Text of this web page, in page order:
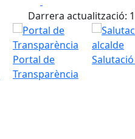
Darrera actualització:
Portal de
Transparència